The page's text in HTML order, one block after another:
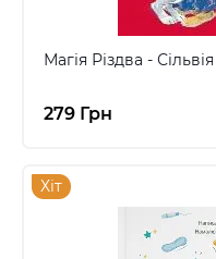
Магія Різдва -
279 Грн
Хіт